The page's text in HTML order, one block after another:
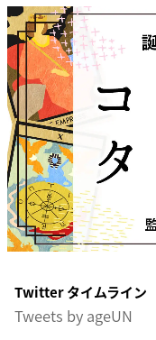
Twitter タイムライン
Tweets by ageUN